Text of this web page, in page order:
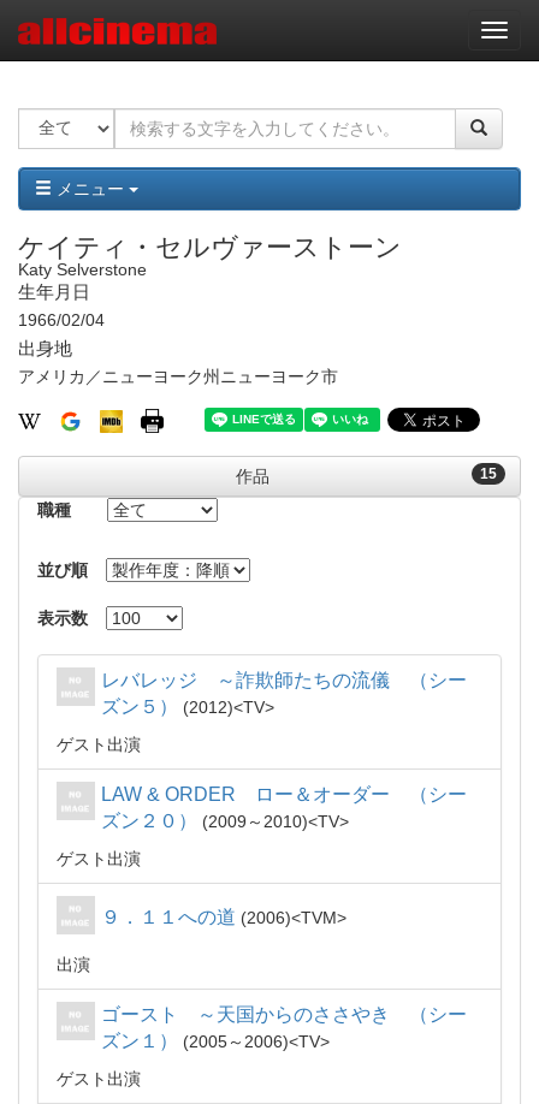
ナ
ビ
ー
ョ
ン
メニュー
ケイティ・セルヴァーストーン
Katy Selverstone
生年月日
1966/02/04
出身地
アメリカ／ニューヨーク州ニューヨーク市
15
作品
職種
並び順
表示数
レバレッジ ～詐欺師たちの流儀 （シー
ズン５）
2012
TV
ゲスト出演
LAW & ORDER ロー＆オーダー （シー
ズン２０）
2009～2010
TV
ゲスト出演
９．１１への道 2006 TVM
出演
ゴースト ～天国からのささやき （シー
ズン１）
2005～2006
TV
ゲスト出演